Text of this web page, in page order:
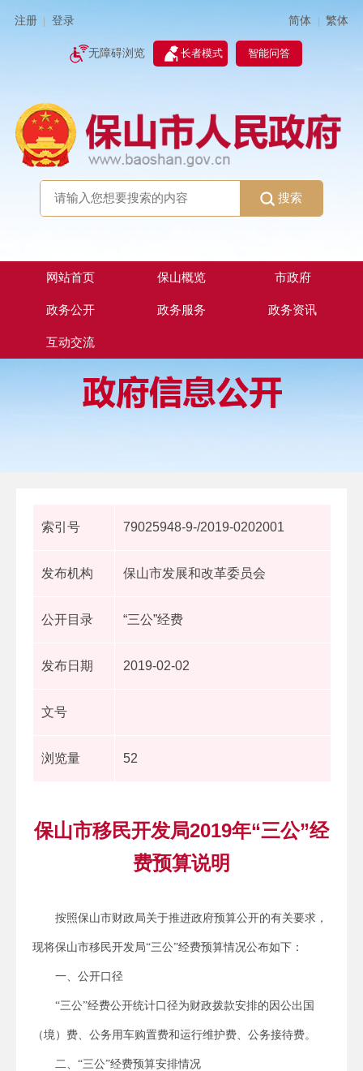
注册 登录 简体 | 繁体
无障碍浏览 长者模式 智能问答
搜索
网站首页 保山概览 市政府
政务公开 政务服务 政务资讯
互动交流
索引号 79025948-9-/2019-0202001
发布机构 保山市发展和改革委员会
公开目录 “三公”经费
发布日期 2019-02-02
文号
浏览量 52
保山市移民开发局2019年“三公”经
费预算说明
按照保山市财政局关于推进政府预算公开的有关要求，
现将保山市移民开发局“三公”经费预算情况公布如下：
一、公开口径
“三公”经费公开统计口径为财政拨款安排的因公出国
（境）费、公务用车购置费和运行维护费、公务接待费。
二、“三公”经费预算安排情况